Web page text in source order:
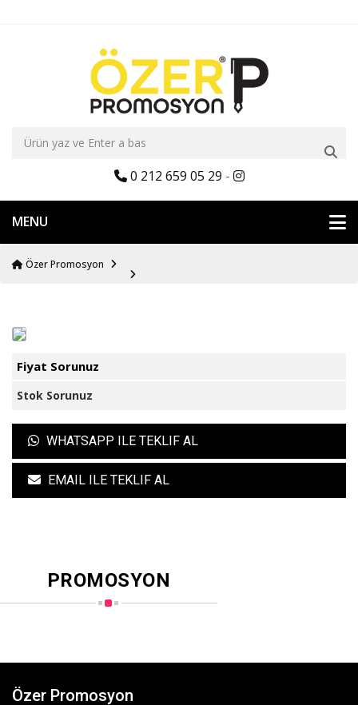
0 212 659 05 29 -
MENU
Özer Promosyon
Fiyat Sorunuz
Stok Sorunuz
WHATSAPP ILE TEKLIF AL
EMAIL ILE TEKLIF AL
PROMOSYON
Özer Promosyon